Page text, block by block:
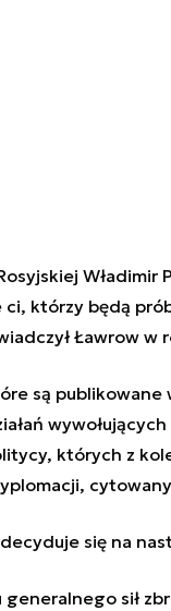
Władimir
którzy będą
Ławrow
są
których z
się na
sił